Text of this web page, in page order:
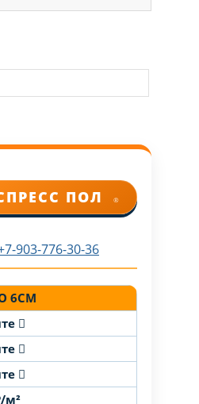
ПОЛ ®
903-776-30-36
6СМ
м²